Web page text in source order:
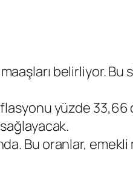
belirliyor.
yüzde
Bu oranlar, emekli